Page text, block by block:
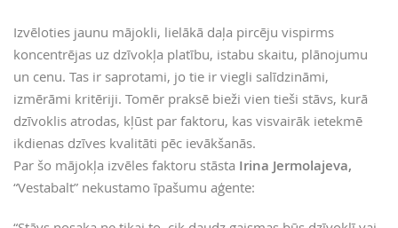
Izvēloties jaunu mājokli, lielākā daļa pircēju vispirms
koncentrējas uz dzīvokļa platību, istabu skaitu, plānojumu
un cenu. Tas ir saprotami, jo tie ir viegli salīdzināmi,
izmērāmi kritēriji. Tomēr praksē bieži vien tieši stāvs, kurā
dzīvoklis atrodas, kļūst par faktoru, kas visvairāk ietekmē
ikdienas dzīves kvalitāti pēc ievākšanās.
Par šo mājokļa izvēles faktoru stāsta Irina Jermolajeva,
“Vestabalt” nekustamo īpašumu aģente: